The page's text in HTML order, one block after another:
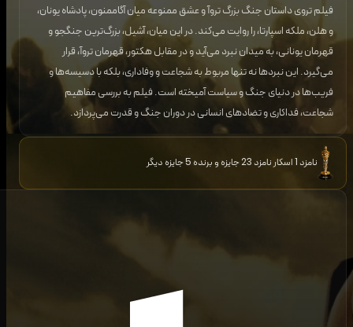
فیلم تروی داستان جنگ بزرگ تروآ و عشق ممنوعه میان آگاممنون، پادشاه یونان،
و هلن، ملکه اسپارتا، را روایت می‌کند. در این میان، آشیل، بزرگ‌ترین جنگجو و
قهرمان یونانی، به میدان نبرد می‌آید و در مقابل هکتور، قهرمان تروآ، قرار
می‌گیرد. این نبردها نه تنها مربوط به شجاعت و وفاداری، بلکه با دسیسه‌ها و
فریب‌ها در دنیای جنگ و سیاست آمیخته است. فیلم به بررسی مفاهیم
شجاعت، فداکاری و تضادهای انسانی در دوران جنگ و قدرت می‌پردازد.
نامزد 1 اسکار نامزد 23 جایزه و برنده 5 جایزه دیگر